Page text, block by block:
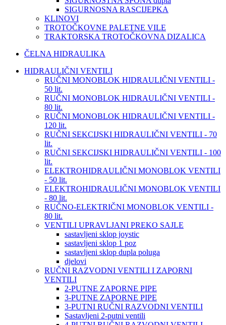
SIGURNOSNA RASCIJEPKA
KLINOVI
TROTOČKOVNE PALETNE VILE
TRAKTORSKA TROTOČKOVNA DIZALICA
ČELNA HIDRAULIKA
HIDRAULIČNI VENTILI
RUČNI MONOBLOK HIDRAULIČNI VENTILI -
50 lit.
RUČNI MONOBLOK HIDRAULIČNI VENTILI -
80 lit.
RUČNI MONOBLOK HIDRAULIČNI VENTILI -
120 lit.
RUČNI SEKCIJSKI HIDRAULIČNI VENTILI - 70
lit.
RUČNI SEKCIJSKI HIDRAULIČNI VENTILI - 100
lit.
ELEKTROHIDRAULIČNI MONOBLOK VENTILI
- 50 lit.
ELEKTROHIDRAULIČNI MONOBLOK VENTILI
- 80 lit.
RUČNO-ELEKTRIČNI MONOBLOK VENTILI -
80 lit.
VENTILI UPRAVLJANI PREKO SAJLE
sastavljeni sklop joystic
sastavljeni sklop 1 poz
sastavljeni sklop dupla poluga
djelovi
RUČNI RAZVODNI VENTILI I ZAPORNI
VENTILI
2-PUTNE ZAPORNE PIPE
3-PUTNE ZAPORNE PIPE
3-PUTNI RUČNI RAZVODNI VENTILI
Sastavljeni 2-putni ventili